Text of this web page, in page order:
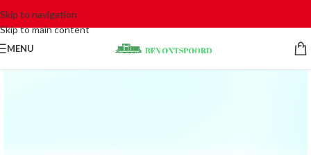
Skip to navigation
Skip to main content
MENU